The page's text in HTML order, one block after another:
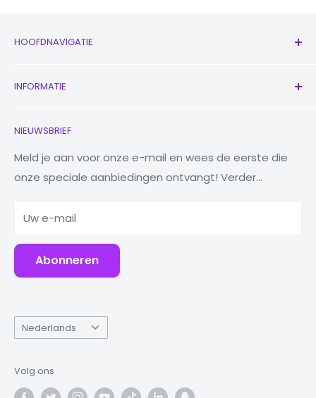
HOOFDNAVIGATIE
Nieuw
Horloges
Macbooks
Tabletten
Accessoires
INFORMATIE
Ons verhaal
Verminder Hergebruik Recycling
Waarom Fonez?
NIEUWSBRIEF
Meld je aan voor onze e-mail en wees de eerste die
onze speciale aanbiedingen ontvangt! Verder...
Uw e-mail
Abonneren
Taal
Nederlands
Volg ons